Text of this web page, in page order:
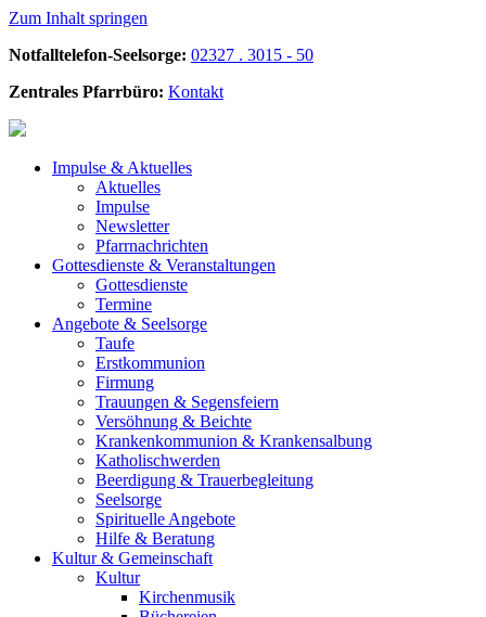
Zum Inhalt springen
Notfalltelefon-Seelsorge: 02327 . 3015 - 50
Zentrales Pfarrbüro: Kontakt
Impulse & Aktuelles
Aktuelles
Impulse
Newsletter
Pfarrnachrichten
Gottesdienste & Veranstaltungen
Gottesdienste
Termine
Angebote & Seelsorge
Taufe
Erstkommunion
Firmung
Trauungen & Segensfeiern
Versöhnung & Beichte
Krankenkommunion & Krankensalbung
Katholischwerden
Beerdigung & Trauerbegleitung
Seelsorge
Spirituelle Angebote
Hilfe & Beratung
Kultur & Gemeinschaft
Kultur
Kirchenmusik